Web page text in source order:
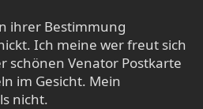
ihrer Bestimmung
Ich meine wer freut sich
schönen Venator Postkarte
im Gesicht. Mein
nicht.